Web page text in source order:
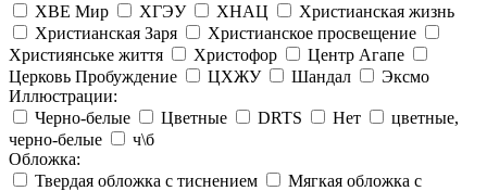
ХВЕ Мир
ХГЭУ ХНАЦ
Христианская жизнь
Христианская Заря
Христианское просвещение
Християнське життя
Христофор
Центр Агапе
Церковь Пробуждение
ЦХЖУ Шандал
Эксмо
Иллюстрации:
Черно-белые
Цветные DRTS Нет
цветные,
черно-белые
ч\б
Обложка:
Твердая обложка с тиснением
Мягкая обложка с